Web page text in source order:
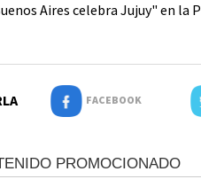
Aires celebra Jujuy" en la
FACEBOOK